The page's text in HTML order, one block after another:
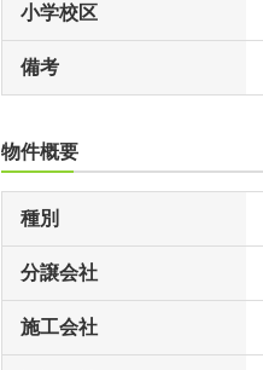
小学校区
備考
物件概要
種別
分譲会社
施工会社